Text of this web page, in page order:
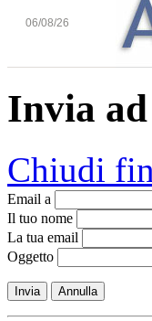
06/08/26
Invia
Chiudi
Email a
Il tuo nome
La tua email
Oggetto
Invia Annulla